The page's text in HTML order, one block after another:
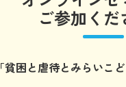
ご参加くだ
「貧困と虐待とみらいこ